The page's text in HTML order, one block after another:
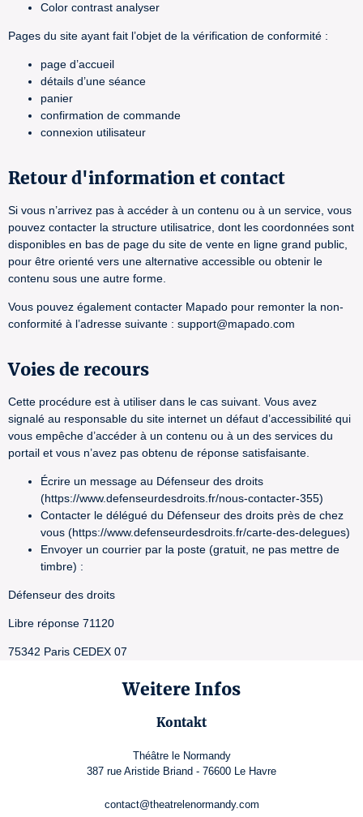
Color contrast analyser
Pages du site ayant fait l’objet de la vérification de conformité :
page d’accueil
détails d’une séance
panier
confirmation de commande
connexion utilisateur
Retour d'information et contact
Si vous n’arrivez pas à accéder à un contenu ou à un service, vous
pouvez contacter la structure utilisatrice, dont les coordonnées sont
disponibles en bas de page du site de vente en ligne grand public,
pour être orienté vers une alternative accessible ou obtenir le
contenu sous une autre forme.
Vous pouvez également contacter Mapado pour remonter la non-
conformité à l’adresse suivante : support@mapado.com
Voies de recours
Cette procédure est à utiliser dans le cas suivant. Vous avez
signalé au responsable du site internet un défaut d’accessibilité qui
vous empêche d’accéder à un contenu ou à un des services du
portail et vous n’avez pas obtenu de réponse satisfaisante.
Écrire un message au Défenseur des droits
(https://www.defenseurdesdroits.fr/nous-contacter-355)
Contacter le délégué du Défenseur des droits près de chez
vous (https://www.defenseurdesdroits.fr/carte-des-delegues)
Envoyer un courrier par la poste (gratuit, ne pas mettre de
timbre) :
Défenseur des droits
Libre réponse 71120
75342 Paris CEDEX 07
Weitere Infos
Kontakt
Théâtre le Normandy
387 rue Aristide Briand - 76600 Le Havre
contact@theatrelenormandy.com